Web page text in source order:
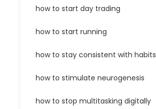
how to start day trading
how to start running
how to stay consistent with habits
how to stimulate neurogenesis
how to stop multitasking digitally